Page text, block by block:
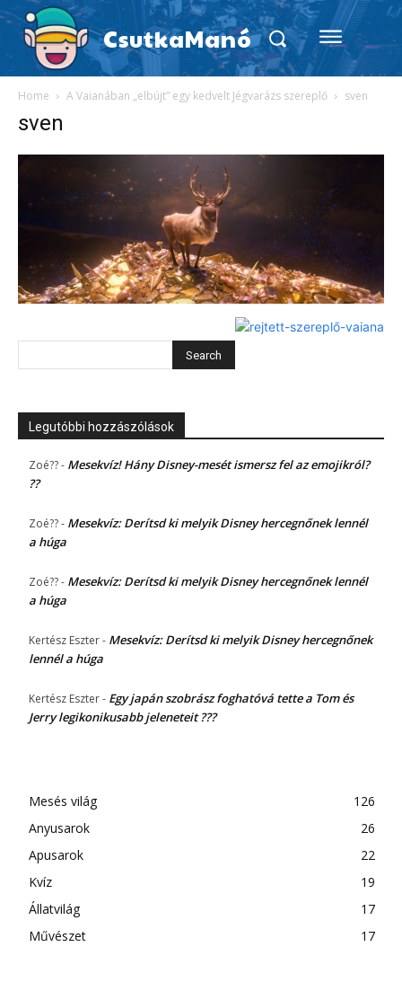
CsutkaManó
Home A Vaianában „elbújt” egy kedvelt Jégvarázs szereplő sven
sven
Legutóbbi hozzászólások
Zoé??- Mesekvíz! Hány Disney-mesét ismersz fel az emojikról?
??
Zoé??- Mesekvíz: Derítsd ki melyik Disney hercegnőnek lennél
a húga
Zoé??- Mesekvíz: Derítsd ki melyik Disney hercegnőnek lennél
a húga
Kertész Eszter- Mesekvíz: Derítsd ki melyik Disney hercegnőnek
lennél a húga
Kertész Eszter- Egy japán szobrász foghatóvá tette a Tom és
Jerry legikonikusabb jeleneteit ???
Mesés világ
126
Anyusarok
26
Apusarok
22
Kvíz
19
Állatvilág
17
Művészet
17